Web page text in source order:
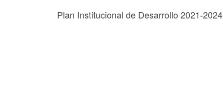
Plan Institucional de Desarrollo 2021-2024